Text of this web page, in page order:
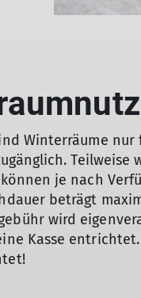
Winterräume
Teilweise
je nach
beträgt
wird
Kasse